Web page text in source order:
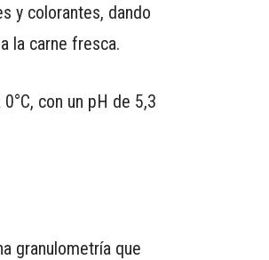
y colorantes, dando
la carne fresca.
con un pH de 5,3
granulometría que